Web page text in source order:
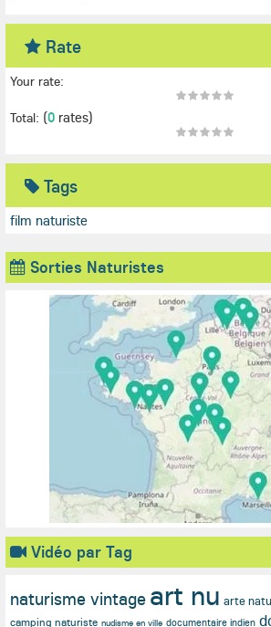
Rate
Your rate:
Total: (0 rates)
Tags
film naturiste
Sorties Naturistes
Vidéo par Tag
naturisme vintage art nu arte
camping naturiste nudisme en ville documentaire indien